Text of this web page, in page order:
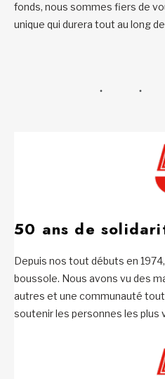
fonds, nous sommes fiers de
unique qui durera tout au long de
50 ans de
Depuis nos tout débuts en
boussole. Nous avons vu des
autres et une communauté
soutenir les personnes les plus